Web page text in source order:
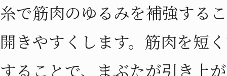
糸で筋肉のゆるみを補強する
開きやすくします。筋肉を短
することで、まぶたが引き上